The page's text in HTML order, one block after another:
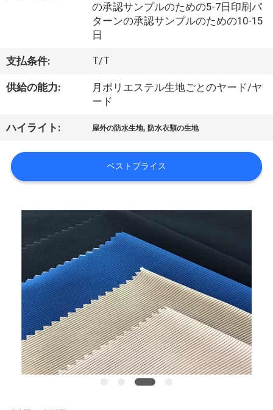
工
場
行
品
の承認サンプルのための5-7日印刷パ
ターンの承認サンプルのための10-15
日
支払条件: T/T
供給の能力:
月ポリエステル生地ごとのヤード/ヤ
ード
ハイライト: 屋外の防水生地,防水衣類の生地
ベストプライス